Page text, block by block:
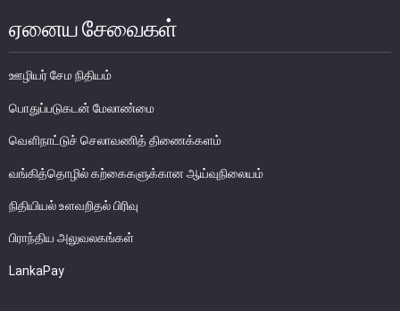
நிதியியல் முறைமை உறுதிப்பாடு
வங்கித்தொழில் துறை
வங்கியல்லா நிதியியல் மற்றும் குத்தகைக் கம்பனிகள் துறை
முதனிலை வணிகர்கள்
நுண்பாக நிதித் துறை
நிலைபெறத்தக்க நிதி
ஏனைய சேவைகள்
ஊழியர் சேம நிதியம்
பொதுப்படுகடன் மேலாண்மை
வௌிநாட்டுச் செலாவணித் திணைக்களம்
வங்கித்தொழில் கற்கைகளுக்கான ஆய்வுநிலையம்
நிதியியல் உளவறிதல் பிரிவு
பிராந்திய அலுவலகங்கள்
LankaPay